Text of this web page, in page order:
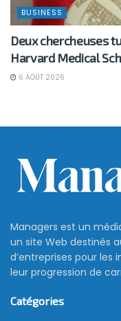
BUSINESS
Deux chercheuses
Harvard Medical
6 AOÛT 2026
Managers est un
un site Web destinés
d’entreprises pour
leur progression de
Catégories